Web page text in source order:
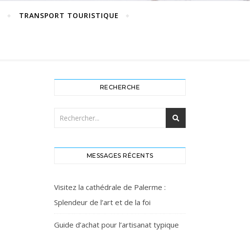
TRANSPORT TOURISTIQUE
RECHERCHE
MESSAGES RÉCENTS
Visitez la cathédrale de Palerme :
Splendeur de l’art et de la foi
Guide d’achat pour l’artisanat typique